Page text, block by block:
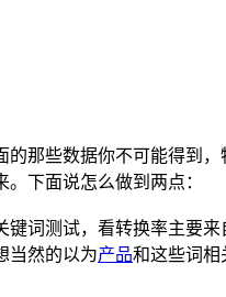
那些数据你不可能得到
下面说怎么做到两点：
词测试，看转换率主要来
当然的以为产品和这些词相